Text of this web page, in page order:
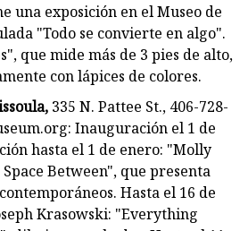
una exposición en el Museo de
"Todo se convierte en algo".
que mide más de 3 pies de alto,
con lápices de colores.
335 N. Pattee St., 406-728-
Inauguración el 1 de
hasta el 1 de enero: "Molly
Between", que presenta
Hasta el 16 de
Krasowski: "Everything